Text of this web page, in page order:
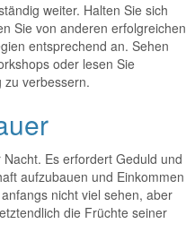
weiter. Halten Sie sich
Sie von anderen erfolgreichen
entsprechend an. Sehen
oder lesen Sie
zu verbessern.
Es erfordert Geduld und
aufzubauen und Einkommen
nicht viel sehen, aber
die Früchte seiner